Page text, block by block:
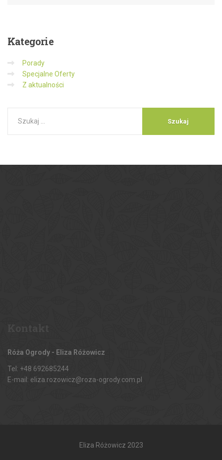
Kategorie
Porady
Specjalne Oferty
Z aktualności
Róża Ogrody - Eliza Różowicz
Tel: +48 692685244
E-mail: eliza.rozowicz@roza-ogrody.com.pl
Eliza Różowicz 2023